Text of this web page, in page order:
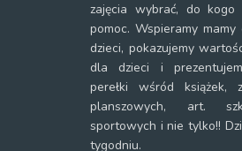
zajęcia wybrać, do
pomoc. Wspieramy mamy
dzieci, pokazujemy
dla dzieci i
perełki wśród książek,
planszowych, art.
sportowych i nie tylko!!
tygodniu.